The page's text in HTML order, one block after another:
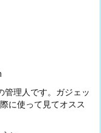
管理人です。ガジェッ
に使って見てオスス